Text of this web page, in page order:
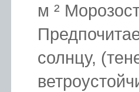
м ²
солнцу,